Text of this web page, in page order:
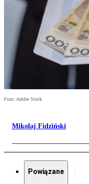
Foto: Adobe Stock
Mikołaj Fidziński
Powiązane